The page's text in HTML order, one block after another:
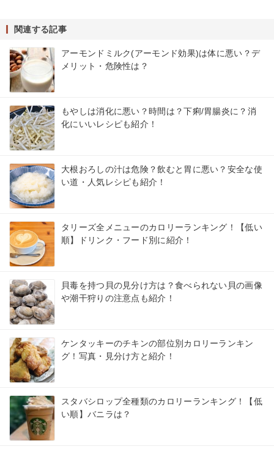
関連する記事
アーモンドミルク(アーモンド効果)は体に悪い？デ
メリット・危険性は？
もやしは消化に悪い？時間は？下痢/胃腸炎に？消
化にいいレシピも紹介！
大根おろしの汁は危険？飲むと胃に悪い？安全な使
い道・人気レシピも紹介！
タリーズ全メニューのカロリーランキング！【低い
順】ドリンク・フード別に紹介！
貝毒を持つ貝の見分け方は？食べられない貝の画像
や潮干狩りの注意点も紹介！
ケンタッキーのチキンの部位別カロリーランキン
グ！写真・見分け方と紹介！
スタバシロップ全種類のカロリーランキング！【低
い順】バニラは？